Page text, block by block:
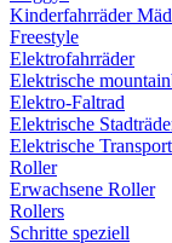
Kinderfahrräder
Freestyle
Elektrofahrräder
Elektrische
Elektro-Faltrad
Elektrische
Elektrische
Roller
Erwachsene Roller
Rollers
Schritte speziell